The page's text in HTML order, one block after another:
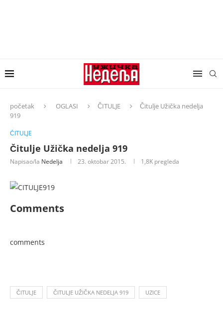
početak OGLASI ČITULJE
Čitulje Užička nedelja
919
ČITULJE
Čitulje Užička nedelja 919
Napisao/la Nedelja 23. oktobar 2015. 1,8K pregleda
Comments
comments
ČITULJE ČITULJE UŽIČKA NEDELJA 919 UZICE